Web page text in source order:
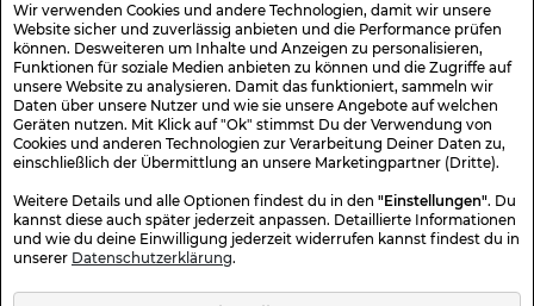
Wir verwenden Cookies und andere Technologien, damit wir unsere
Website sicher und zuverlässig anbieten und die Performance prüfen
können. Desweiteren um Inhalte und Anzeigen zu personalisieren,
Funktionen für soziale Medien anbieten zu können und die Zugriffe auf
unsere Website zu analysieren. Damit das funktioniert, sammeln wir
Daten über unsere Nutzer und wie sie unsere Angebote auf welchen
Geräten nutzen. Mit Klick auf "Ok" stimmst Du der Verwendung von
Cookies und anderen Technologien zur Verarbeitung Deiner Daten zu,
einschließlich der Übermittlung an unsere Marketingpartner (Dritte).
Weitere Details und alle Optionen findest du in den "Einstellungen". Du
kannst diese auch später jederzeit anpassen. Detaillierte Informationen
und wie du deine Einwilligung jederzeit widerrufen kannst findest du in
unserer Datenschutzerklärung.
Geschenk-Gutscheine
Versand & Rücksendung
Sicher Einkaufen